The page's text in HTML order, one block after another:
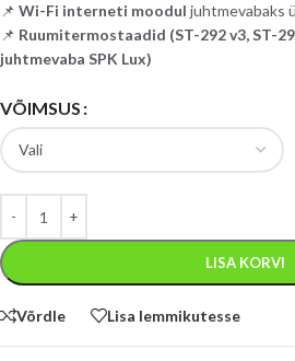
📌 Wi-Fi interneti moodul juhtmevabaks
📌 Ruumitermostaadid (ST-292 v3, ST-
juhtmevaba SPK Lux)
VÕIMSUS
LISA KORVI
Võrdle Lisa lemmikutesse